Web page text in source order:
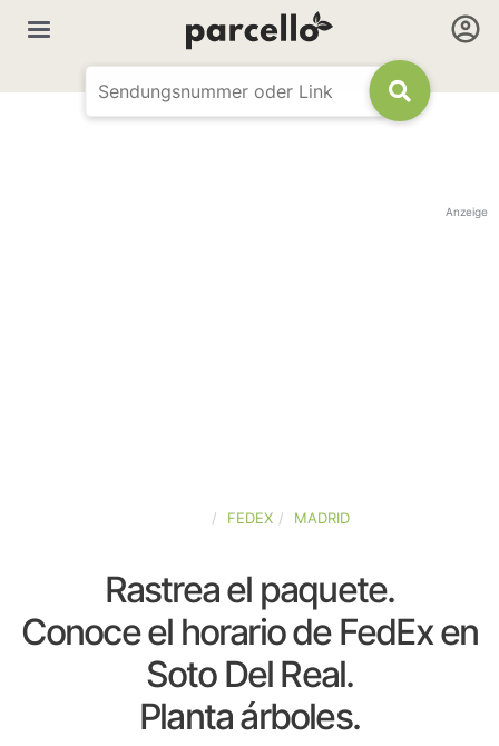
Anzeige
FEDEX MADRID
Rastrea el paquete.
Conoce el horario de FedEx en
Soto Del Real.
Planta árboles.